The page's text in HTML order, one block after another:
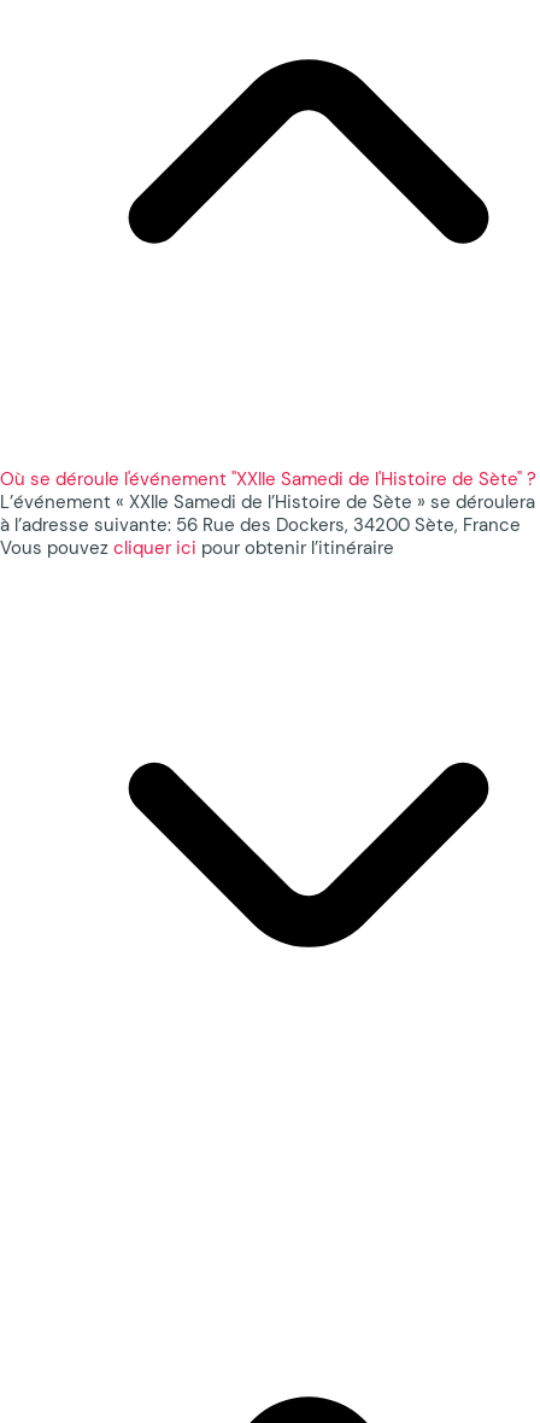
Où se déroule l'événement "XXIIe Samedi de l'Histoire de Sète" ?
L’événement « XXIIe Samedi de l’Histoire de Sète » se déroulera
à l’adresse suivante: 56 Rue des Dockers, 34200 Sète, France
Vous pouvez cliquer ici pour obtenir l’itinéraire